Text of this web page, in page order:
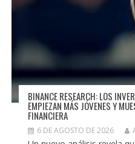
BINANCE RESEARCH: LOS
EMPIEZAN MÁS JÓVENES Y
FINANCIERA
6 DE AGOSTO DE 2026